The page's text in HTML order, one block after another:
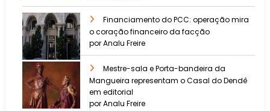
Financiamento do PCC: operação mira
o coração financeiro da facção
por Analu Freire
Mestre-sala e Porta-bandeira da
Mangueira representam o Casal do Dendê
em editorial
por Analu Freire